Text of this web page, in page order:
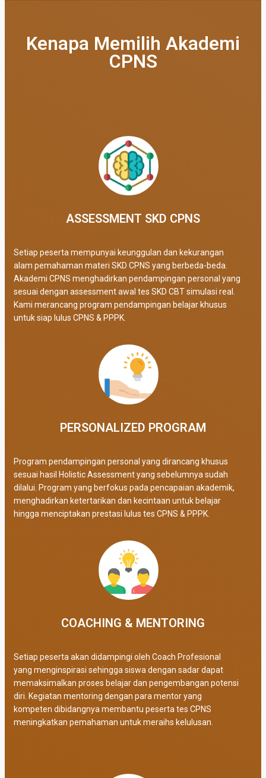
Kenapa Memilih Akademi
CPNS
ASSESSMENT SKD CPNS
Setiap peserta mempunyai keunggulan dan kekurangan
alam pemahaman materi SKD CPNS yang berbeda-beda.
Akademi CPNS menghadirkan pendampingan personal yang
sesuai dengan assessment awal tes SKD CBT simulasi real.
Kami merancang program pendampingan belajar khusus
untuk siap lulus CPNS & PPPK.
PERSONALIZED PROGRAM​
Program pendampingan personal yang dirancang khusus
sesuai hasil Holistic Assessment yang sebelumnya sudah
dilalui. Program yang berfokus pada pencapaian akademik,
menghadirkan ketertarikan dan kecintaan untuk belajar
hingga menciptakan prestasi lulus tes CPNS & PPPK.
COACHING & MENTORING
Setiap peserta akan didampingi oleh Coach Profesional
yang menginspirasi sehingga siswa dengan sadar dapat
memaksimalkan proses belajar dan pengembangan potensi
diri. Kegiatan mentoring dengan para mentor yang
kompeten dibidangnya membantu peserta tes CPNS
meningkatkan pemahaman untuk meraihs kelulusan.